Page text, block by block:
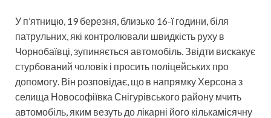
У п’ятницю, 19 березня, близько 16-ї години, біля
патрульних, які контролювали швидкість руху в
Чорнобаївці, зупиняється автомобіль. Звідти вискакує
стурбований чоловік і просить поліцейських про
допомогу. Він розповідає, що в напрямку Херсона з
селища Новософіївка Снігурівського району мчить
автомобіль, яким везуть до лікарні його кількамісячну